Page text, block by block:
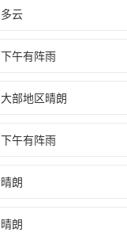
多云
下午有阵雨
大部地区晴朗
下午有阵雨
晴朗
晴朗